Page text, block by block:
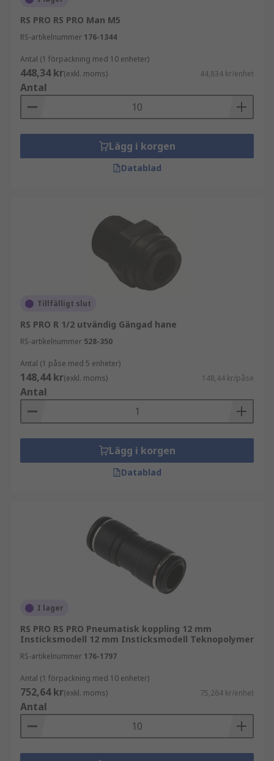
RS PRO RS PRO Man M5
RS-artikelnummer 176-1344
Antal (1 förpackning med 10 enheter)
448,34 kr(exkl. moms) 44,834 kr/enhet
Antal
Lägg i korgen
Datablad
Tillfälligt slut
RS PRO R 1/2 utvändig Gängad hane
RS-artikelnummer 528-350
Antal (1 påse med 5 enheter)
148,44 kr(exkl. moms) 148,44 kr/påse
Antal
Lägg i korgen
Datablad
I lager
RS PRO RS PRO Pneumatisk koppling 12 mm
Insticksmodell 12 mm Insticksmodell Teknopolymer
RS-artikelnummer 176-1797
Antal (1 förpackning med 10 enheter)
752,64 kr(exkl. moms) 75,264 kr/enhet
Antal